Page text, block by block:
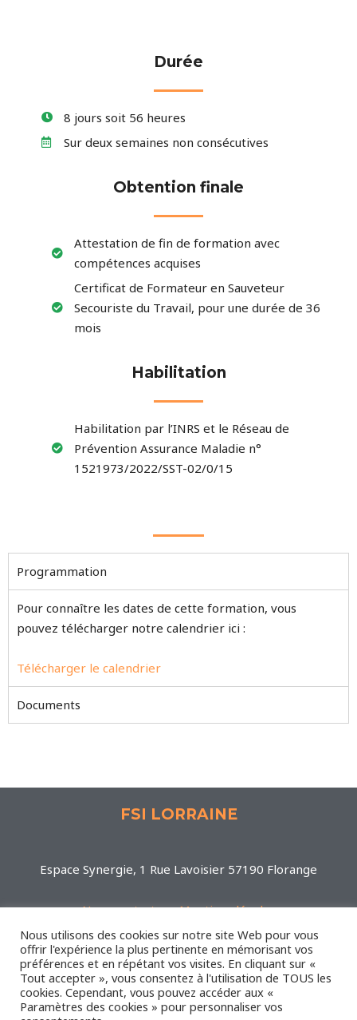
Durée
8 jours soit 56 heures
Sur deux semaines non consécutives
Obtention finale
Attestation de fin de formation avec
compétences acquises
Certificat de Formateur en Sauveteur
Secouriste du Travail, pour une durée de 36
mois
Habilitation
Habilitation par l’INRS et le Réseau de
Prévention Assurance Maladie n°
1521973/2022/SST-02/0/15
Programmation
Pour connaître les dates de cette formation, vous
pouvez télécharger notre calendrier ici :
Télécharger le calendrier
Documents
FSI LORRAINE
Espace Synergie, 1 Rue Lavoisier 57190 Florange
Nous contacter - Mentions légales
Administrateur - Plan du site
Nous utilisons des cookies sur notre site Web pour vous
offrir l'expérience la plus pertinente en mémorisant vos
préférences et en répétant vos visites. En cliquant sur «
Tout accepter », vous consentez à l'utilisation de TOUS les
cookies. Cependant, vous pouvez accéder aux «
Paramètres des cookies » pour personnaliser vos